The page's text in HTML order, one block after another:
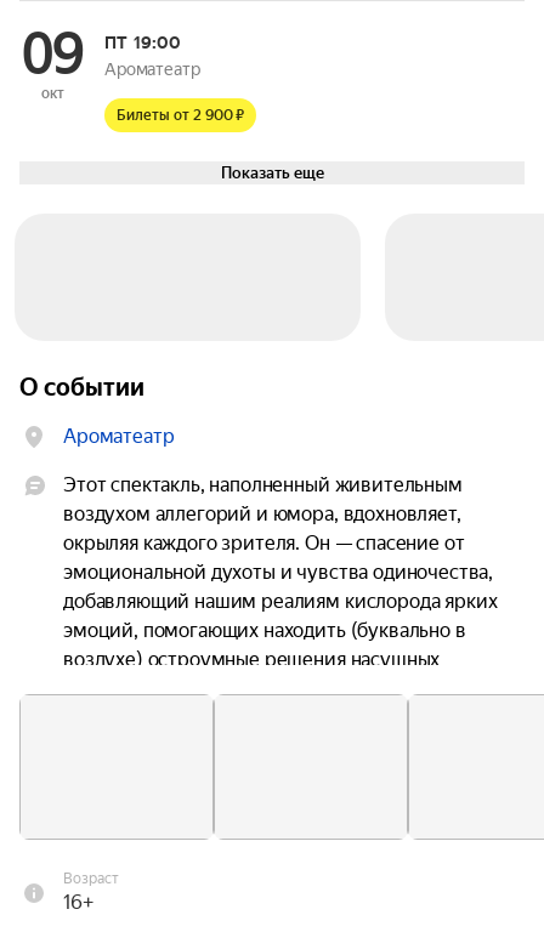
09
окт
ПТ19:00
Ароматеатр
Билеты от 2 900 ₽
Показать еще
О событии
Ароматеатр
Этот спектакль, наполненный живительным
воздухом аллегорий и юмора, вдохновляет,
окрыляя каждого зрителя. Он — спасение от
эмоциональной духоты и чувства одиночества,
добавляющий нашим реалиям кислорода ярких
эмоций, помогающих находить (буквально в
воздухе) остроумные решения насущных
проблем! Этот вечер — распахнутое окно в
Этот спектакль помогает найти выстраданные
важнее: дышать свободно или (порой) забывать
Возраст
16+